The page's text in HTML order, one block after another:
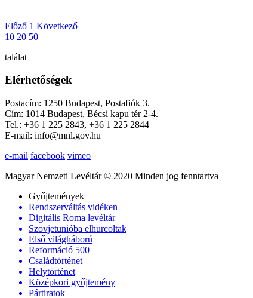
Előző 1 Következő
10 20 50
találat
Elérhetőségek
Postacím: 1250 Budapest, Postafiók 3.
Cím: 1014 Budapest, Bécsi kapu tér 2-4.
Tel.: +36 1 225 2843, +36 1 225 2844
E-mail: info@mnl.gov.hu
e-mail facebook vimeo
Magyar Nemzeti Levéltár © 2020 Minden jog fenntartva
Gyűjtemények
Rendszerváltás vidéken
Digitális Roma levéltár
Szovjetunióba elhurcoltak
Első világháború
Reformáció 500
Családtörténet
Helytörténet
Középkori gyűjtemény
Pártiratok